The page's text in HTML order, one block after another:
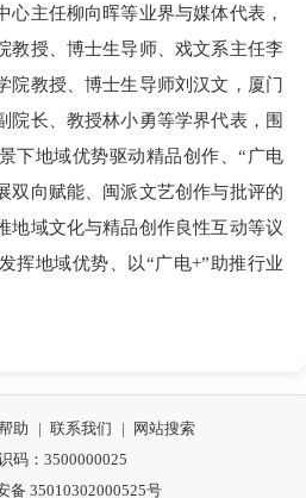
心主任柳向晖等业界与媒体代表，
教授、博士生导师、戏文系主任李
院教授、博士生导师刘汉文，厦门
院长、教授林小勇等学界代表，围
下地域优势驱动精品创作、“广电
双向赋能、闽派文艺创作与批评的
地域文化与精品创作良性互动等议
挥地域优势、以“广电+”助推行业
助 | 联系我们 | 网站搜索
码：3500000025
备 35010302000525号